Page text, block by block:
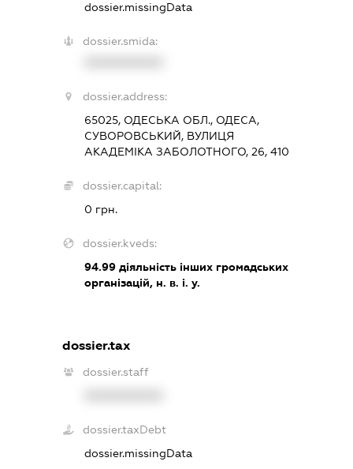
dossier.missingData
dossier.smida:
dossier.address:
65025, ОДЕСЬКА ОБЛ., ОДЕСА,
СУВОРОВСЬКИЙ, ВУЛИЦЯ
АКАДЕМІКА ЗАБОЛОТНОГО, 26, 410
dossier.capital:
0 грн.
dossier.kveds:
94.99 діяльність інших громадських
організацій, н. в. і. у.
dossier.tax
dossier.staff
dossier.taxDebt
dossier.missingData